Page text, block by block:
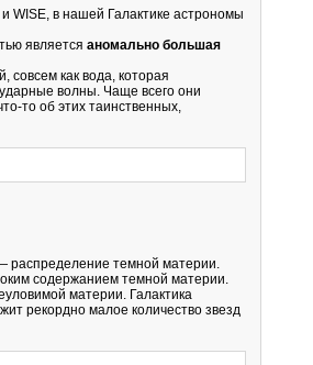
WISE, в нашей Галактике астрономы
является аномально большая
совсем как вода, которая
волны. Чаще всего они
то об этих таинственных,
распределение темной материи.
содержанием темной материи.
материи. Галактика
рекордно малое количество звезд